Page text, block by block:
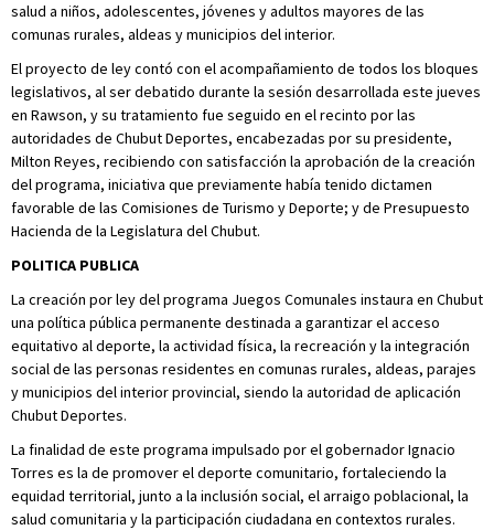
salud a niños, adolescentes, jóvenes y adultos mayores de las
comunas rurales, aldeas y municipios del interior.
El proyecto de ley contó con el acompañamiento de todos los bloques
legislativos, al ser debatido durante la sesión desarrollada este jueves
en Rawson, y su tratamiento fue seguido en el recinto por las
autoridades de Chubut Deportes, encabezadas por su presidente,
Milton Reyes, recibiendo con satisfacción la aprobación de la creación
del programa, iniciativa que previamente había tenido dictamen
favorable de las Comisiones de Turismo y Deporte; y de Presupuesto
Hacienda de la Legislatura del Chubut.
POLITICA PUBLICA
La creación por ley del programa Juegos Comunales instaura en Chubut
una política pública permanente destinada a garantizar el acceso
equitativo al deporte, la actividad física, la recreación y la integración
social de las personas residentes en comunas rurales, aldeas, parajes
y municipios del interior provincial, siendo la autoridad de aplicación
Chubut Deportes.
La finalidad de este programa impulsado por el gobernador Ignacio
Torres es la de promover el deporte comunitario, fortaleciendo la
equidad territorial, junto a la inclusión social, el arraigo poblacional, la
salud comunitaria y la participación ciudadana en contextos rurales.